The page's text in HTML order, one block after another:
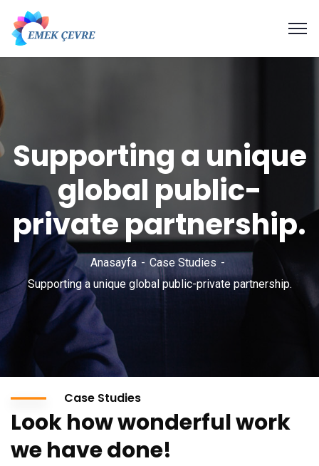
Supporting a unique
global public-
private partnership.
Anasayfa
Case Studies
Supporting a unique global public-private partnership.
Case Studies
Look how wonderful work
we have done!